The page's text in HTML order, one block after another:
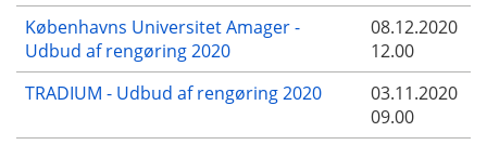
Københavns Universitet Amager -
Udbud af rengøring 2020
08.12.2020
12.00
TRADIUM - Udbud af rengøring 2020
03.11.2020
09.00